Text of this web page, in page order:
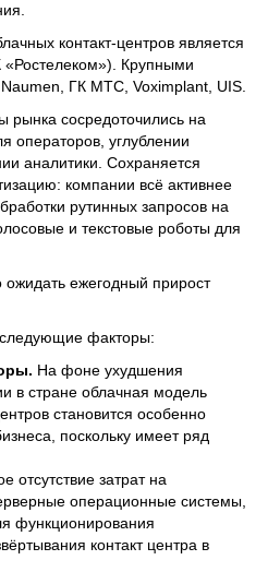
контакт-центров является
«Ростелеком»). Крупными
ГК МТС, Voximplant, UIS.
рынка сосредоточились на
операторов, углублении
аналитики. Сохраняется
компании всё активнее
рутинных запросов на
и текстовые роботы для
ежегодный прирост
следующие факторы:
На фоне ухудшения
в стране облачная модель
становится особенно
поскольку имеет ряд
затрат на
операционные системы,
функционирования
контакт центра в